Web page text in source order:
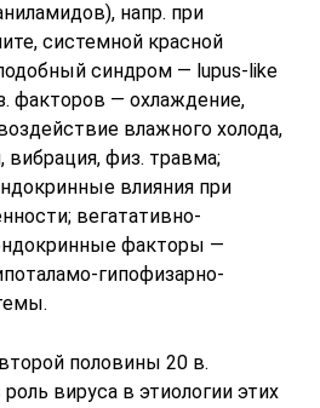
напр. при
системной красной
синдром — lupus-like
факторов — охлаждение,
влажного холода,
вибрация, физ. травма;
влияния при
вегатативно-
факторы —
гипофизарно-
половины 20 в.
вируса в этиологии этих